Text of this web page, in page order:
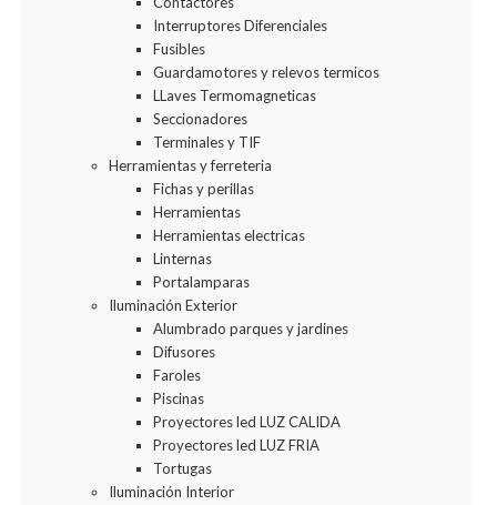
Interruptores Diferenciales
Fusibles
Guardamotores y relevos termicos
LLaves Termomagneticas
Seccionadores
Terminales y TIF
Herramientas y ferreteria
Fichas y perillas
Herramientas
Herramientas electricas
Linternas
Portalamparas
Iluminación Exterior
Alumbrado parques y jardines
Difusores
Faroles
Piscinas
Proyectores led LUZ CALIDA
Proyectores led LUZ FRIA
Tortugas
Iluminación Interior